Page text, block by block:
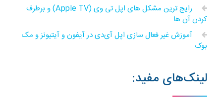
رایج ترین مشکل های اپل تی وی (Apple TV) و برطرف
کردن آن ها
آموزش غیر فعال سازی اپل آی‌دی در آیفون و آیتیونز و مک
بوک
لینک‌های مفید: